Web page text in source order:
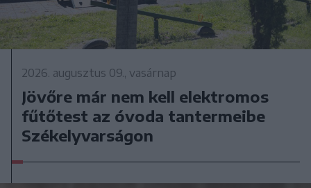
2026. augusztus 09., vasárnap
Jövőre már nem kell elektromos
fűtőtest az óvoda tantermeibe
Székelyvarságon